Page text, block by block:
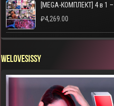
[MEGA-КОМПЛЕКТ] 4 в 1
₽4,269.00
WELOVESISSY